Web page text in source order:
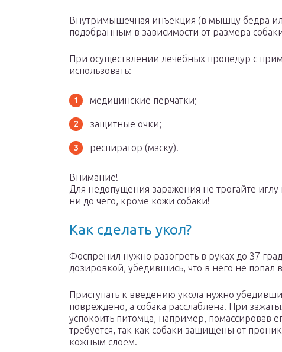
Внутримышечная инъекция (в мышцу бедра
подобранным в зависимости от размера
При осуществлении лечебных процедур с
использовать:
медицинские перчатки;
защитные очки;
респиратор (маску).
Внимание!
Для недопущения заражения не трогайте
ни до чего, кроме кожи собаки!
Как сделать укол?
Фоспренил нужно разогреть в руках до 37
дозировкой, убедившись, что в него не попал
Приступать к введению укола нужно
повреждено, а собака расслаблена. При
успокоить питомца, например, помассировав
требуется, так как собаки защищены от
кожным слоем.